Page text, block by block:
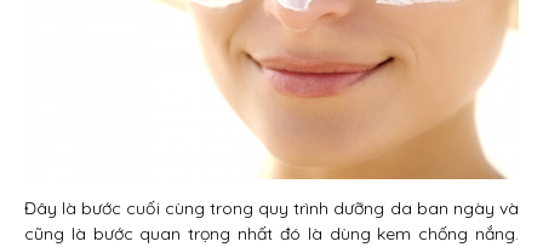
Đây là bước cuối cùng trong quy trình dưỡng da ban ngày và
cũng là bước quan trọng nhất đó là dùng kem chống nắng.